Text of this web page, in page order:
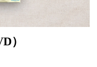
）